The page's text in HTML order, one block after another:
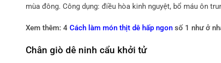
mùa đông. Công dụng: điều hòa kinh nguyệt, bổ máu ôn
Xem thêm: 4 Cách làm món thịt dê hấp ngon số 1 như ở
Chân giò dê ninh cẩu khởi tử